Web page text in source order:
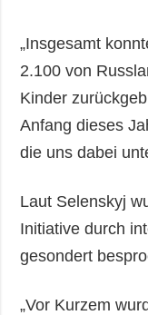
„Insgesamt
2.100 von
Kinder
Anfang dieses
die uns dabei
Laut Selenskyj
Initiative durch
gesondert
„Vor Kurzem